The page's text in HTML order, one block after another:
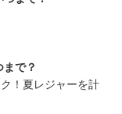
で？
！夏レジャーを計